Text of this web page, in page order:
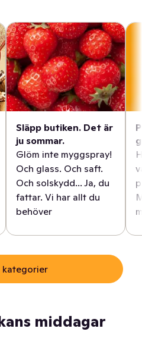
Släpp butiken. Det är
ju sommar.
Glöm inte myggspray!
Och glass. Och saft.
Och solskydd... Ja, du
fattar. Vi har allt du
behöver
kategorier
middagar